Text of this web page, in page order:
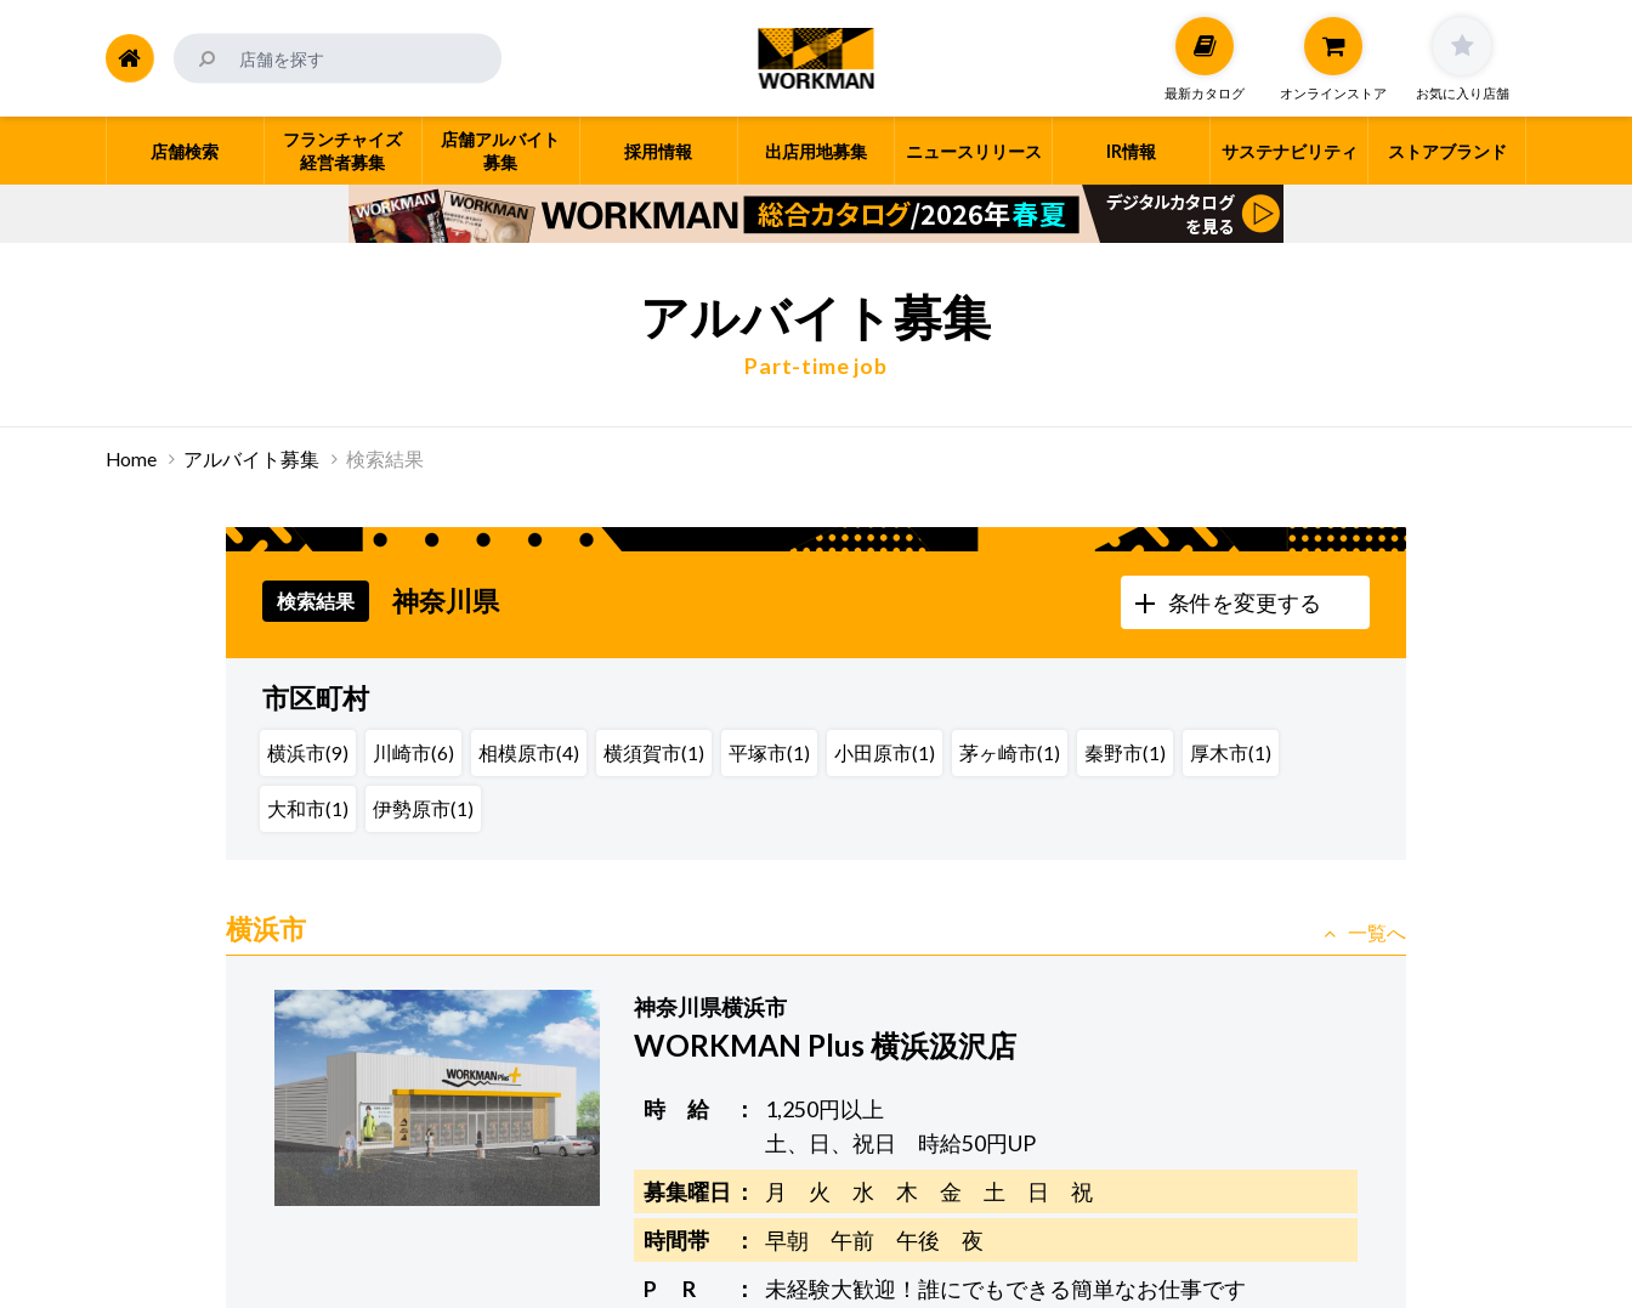
最新カタログ オンラインストア お気に入り店舗
フランチャイズ
経営者募集
店舗検索
店舗アルバイト
募集
採用情報 出店用地募集 ニュースリリース IR情報 サステナビリティ ストアブランド
アルバイト募集
Part-time job
Home アルバイト募集 検索結果
検索結果 神奈川県 条件を変更する
市区町村
横浜市(9) 川崎市(6) 相模原市(4) 横須賀市(1) 平塚市(1) 小田原市(1) 茅ヶ崎市(1) 秦野市(1) 厚木市(1)
大和市(1) 伊勢原市(1)
横浜市 一覧へ
神奈川県横浜市
WORKMAN Plus 横浜汲沢店
時 給
1,250円以上
土、日、祝日 時給50円UP
募集曜日
月 火 水 木 金 土 日 祝
時間帯
早朝 午前 午後 夜
P R
未経験大歓迎！誰にでもできる簡単なお仕事です